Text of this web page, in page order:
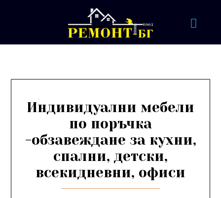
Индивидуални мебели
по поръчка
-обзавеждане за кухни,
спални, детски,
всекидневни, офиси